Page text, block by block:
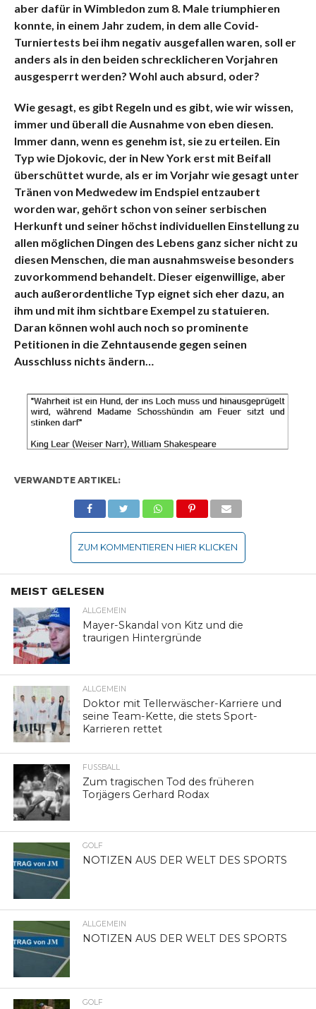
aber dafür in Wimbledon zum 8. Male triumphieren
konnte, in einem Jahr zudem, in dem alle Covid-
Turniertests bei ihm negativ ausgefallen waren, soll er
anders als in den beiden schrecklicheren Vorjahren
ausgesperrt werden? Wohl auch absurd, oder?
Wie gesagt, es gibt Regeln und es gibt, wie wir wissen,
immer und überall die Ausnahme von eben diesen.
Immer dann, wenn es genehm ist, sie zu erteilen. Ein
Typ wie Djokovic, der in New York erst mit Beifall
überschüttet wurde, als er im Vorjahr wie gesagt unter
Tränen von Medwedew im Endspiel entzaubert
worden war, gehört schon von seiner serbischen
Herkunft und seiner höchst individuellen Einstellung zu
allen möglichen Dingen des Lebens ganz sicher nicht zu
diesen Menschen, die man ausnahmsweise besonders
zuvorkommend behandelt. Dieser eigenwillige, aber
auch außerordentliche Typ eignet sich eher dazu, an
ihm und mit ihm sichtbare Exempel zu statuieren.
Daran können wohl auch noch so prominente
Petitionen in die Zehntausende gegen seinen
Ausschluss nichts ändern…
VERWANDTE ARTIKEL:
ZUM KOMMENTIEREN HIER KLICKEN
MEIST GELESEN
ALLGEMEIN
Mayer-Skandal von Kitz und die
traurigen Hintergründe
ALLGEMEIN
Doktor mit Tellerwäscher-Karriere und
seine Team-Kette, die stets Sport-
Karrieren rettet
FUSSBALL
Zum tragischen Tod des früheren
Torjägers Gerhard Rodax
GOLF
NOTIZEN AUS DER WELT DES SPORTS
ALLGEMEIN
NOTIZEN AUS DER WELT DES SPORTS
GOLF